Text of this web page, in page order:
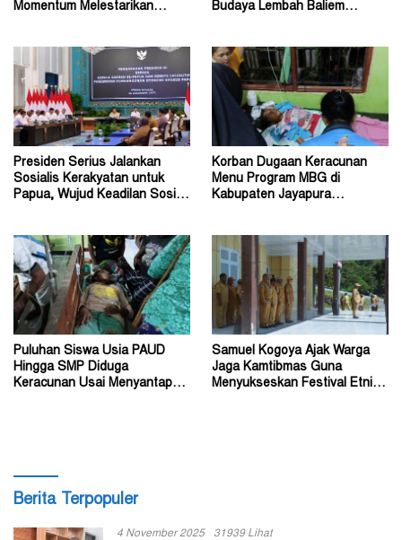
Momentum Melestarikan
Budaya Lembah Baliem
Presiden Serius Jalankan
Sosialis Kerakyatan untuk
Papua, Wujud Keadilan Sosial
Korban Dugaan Keracunan
Menu Program MBG di
Kabupaten Jayapura
Puluhan Siswa Usia PAUD
Hingga SMP Diduga
Keracunan Usai Menyantap
Samuel Kogoya Ajak Warga
Jaga Kamtibmas Guna
Menyukseskan Festival Etnik
Berita Terpopuler
4 November 2025 31939 Lihat